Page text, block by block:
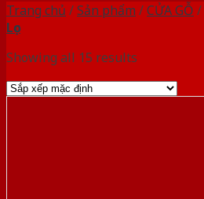
Trang chủ /Sản phẩm /CỬA GỖ /
Lọc
Showing all 15 results